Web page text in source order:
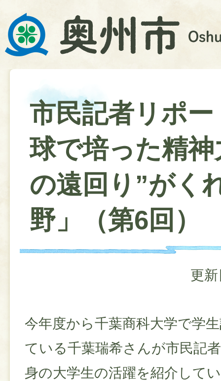
市民記者リポー
球で培った精神
の遠回り”がく
野」（第6回）
更
今年度から千葉商科大学で学
ている千葉瑞希さんが市民記
身の大学生の活躍を紹介して